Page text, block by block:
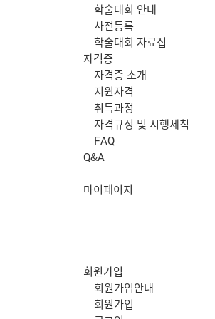
학술대회 안내
사전등록
학술대회 자료집
자격증
자격증 소개
지원자격
취득과정
자격규정 및 시행세칙
FAQ
Q&A
마이페이지
회원가입
회원가입안내
회원가입